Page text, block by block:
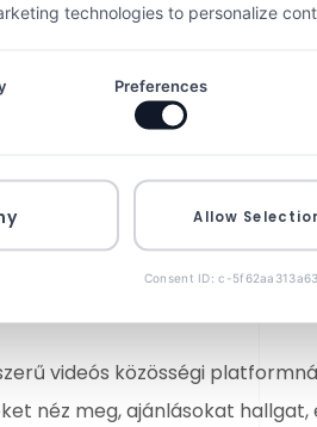
új
videós közösségi
néz meg, ajánlásokat
technologies to personalize
Preferences
Allow
Consent ID: c-